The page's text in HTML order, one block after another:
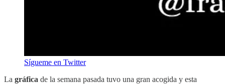
Sígueme en Twitter
La gráfica de la semana pasada tuvo una gran acogida y esta